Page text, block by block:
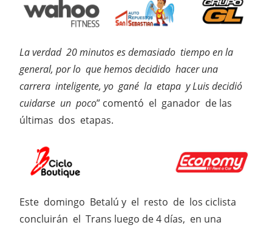
La verdad 20 minutos es demasiado tiempo en la
general, por lo que hemos decidido hacer una
carrera inteligente, yo gané la etapa y Luis decidió
cuidarse un poco” comentó el ganador de las
últimas dos etapas.
Este domingo Betalú y el resto de los ciclista
concluirán el Trans luego de 4 días, en una